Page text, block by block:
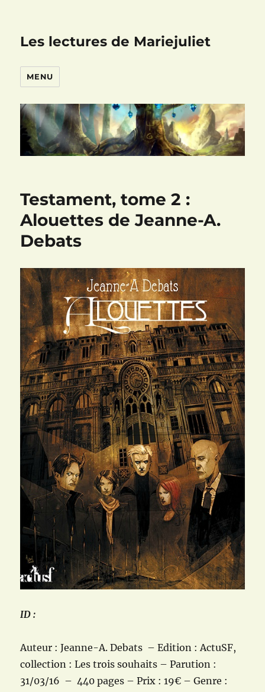
Les lectures de Mariejuliet
MENU
Testament, tome 2 :
Alouettes de Jeanne-A.
Debats
ID :
Auteur : Jeanne-A. Debats – Edition : ActuSF,
collection : Les trois souhaits – Parution :
31/03/16 – 440 pages – Prix : 19€ – Genre :